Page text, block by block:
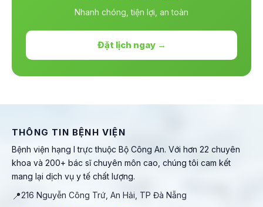
Nhanh chóng, tiện lợi, an toàn
Đặt lịch ngay →
THÔNG TIN BỆNH VIỆN
Bệnh viện hạng I trực thuộc Bộ Công An. Với hơn 22 chuyên
khoa và 200+ bác sĩ chuyên môn cao, chúng tôi cam kết
mang lại dịch vụ y tế chất lượng.
📍216 Nguyễn Công Trứ, An Hải, TP Đà Nẵng